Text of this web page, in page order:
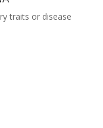
traits or disease